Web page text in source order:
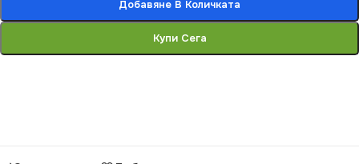
Добавяне В Количката
Купи Сега